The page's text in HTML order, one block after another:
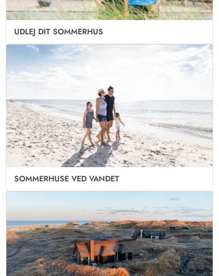
UDLEJ DIT SOMMERHUS
SOMMERHUSE VED VANDET